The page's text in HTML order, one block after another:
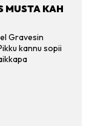
MUSTA KAH
Gravesin
kannu sopii